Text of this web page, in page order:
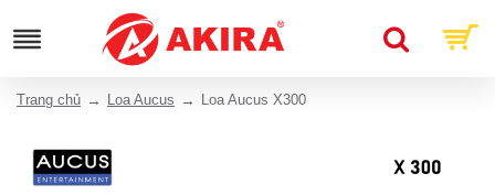
Trang chủ Loa Aucus Loa Aucus X300